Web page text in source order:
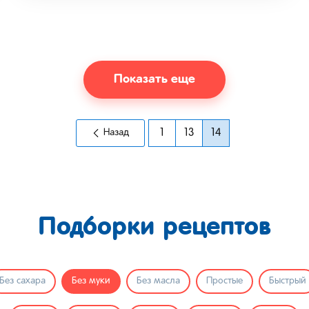
Показать еще
Назад 1 13 14
Подборки рецептов
Без сахара Без муки Без масла Простые Быстрый